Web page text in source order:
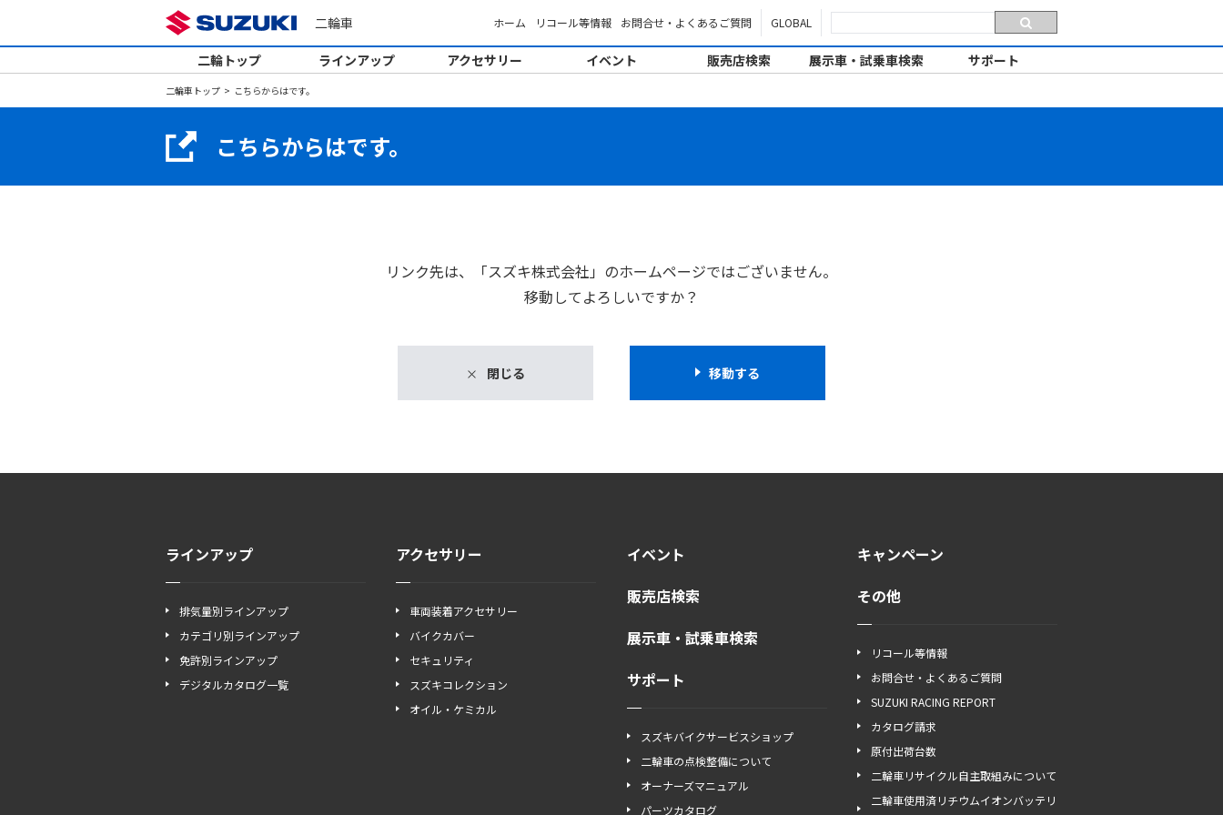
二輪車 ホーム リコール等情報 お問合せ・よくあるご質問 GLOBAL
二輪トップ ラインアップ アクセサリー イベント 販売店検索 展示車・試乗車検索 サポート
二輪車トップ こちらからはです。
こちらからはです。
リンク先は、「スズキ株式会社」のホームページではございません。
移動してよろしいですか？
閉じる 移動する
ラインアップ
排気量別ラインアップ
カテゴリ別ラインアップ
免許別ラインアップ
デジタルカタログ一覧
アクセサリー
車両装着アクセサリー
バイクカバー
セキュリティ
スズキコレクション
オイル・ケミカル
イベント
販売店検索
展示車・試乗車検索
サポート
スズキバイクサービスショップ
二輪車の点検整備について
オーナーズマニュアル
パーツカタログ
キャンペーン
その他
リコール等情報
お問合せ・よくあるご質問
SUZUKI RACING REPORT
カタログ請求
原付出荷台数
二輪車リサイクル自主取組みについて
二輪車使用済リチウムイオンバッテリ